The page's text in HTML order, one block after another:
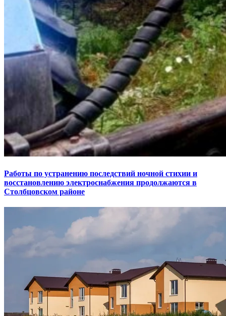
Работы по устранению последствий ночной стихии и
восстановлению электроснабжения продолжаются в
Столбцовском районе